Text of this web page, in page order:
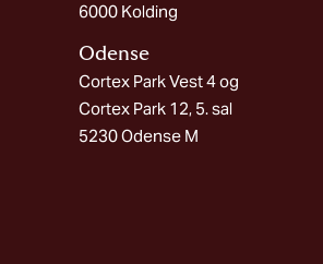
6000 Kolding
Odense
Cortex Park Vest 4 og
Cortex Park 12, 5. sal
5230 Odense M